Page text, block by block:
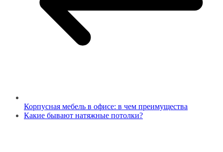
Корпусная мебель в офисе: в чем преимущества
Какие бывают натяжные потолки?